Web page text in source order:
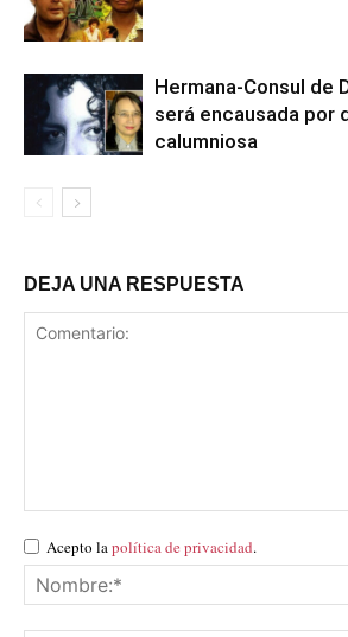
Hermana-Consul de
será encausada por
calumniosa
DEJA UNA RESPUESTA
Acepto lapolítica de privacidad.